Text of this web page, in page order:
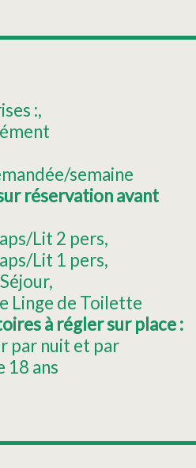
:
semaine
réservation avant
Lit 2 pers
Lit 1 pers
Linge de Toilette
à régler sur place :
par nuit et par
18 ans